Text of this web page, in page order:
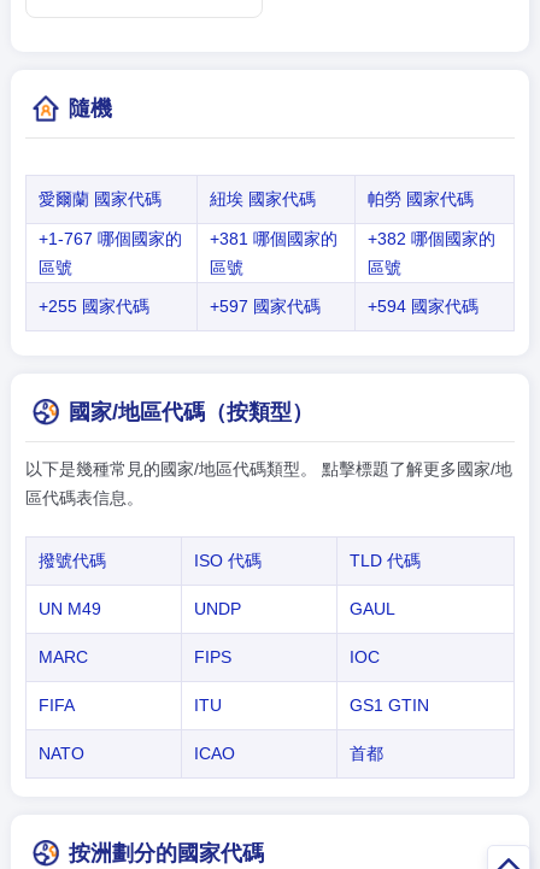
隨機
愛爾蘭 國家代碼 紐埃 國家代碼 帕勞 國家代碼
+1-767 哪個國家的
區號
+381 哪個國家的
區號
+382 哪個國家的
區號
+255 國家代碼
+597 國家代碼 +594 國家代碼
國家/地區代碼（按類型）
以下是幾種常見的國家/地區代碼類型。 點擊標題了解更多國家/地
區代碼表信息。
撥號代碼 ISO 代碼 TLD 代碼
UN M49 UNDP GAUL
MARC FIPS IOC
FIFA ITU GS1 GTIN
NATO ICAO 首都
按洲劃分的國家代碼